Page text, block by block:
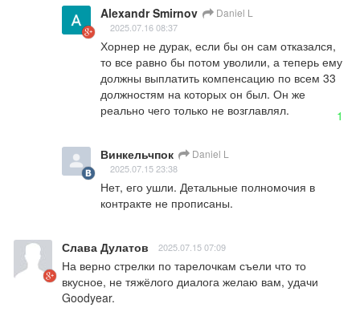
Alexandr Smirnov Daniel L
2025.07.16 08:37
Хорнер не дурак, если бы он сам отказался,
то все равно бы потом уволили, а теперь ему
должны выплатить компенсацию по всем 33
должностям на которых он был. Он же
реально чего только не возглавлял.
1
Винкельчпок Daniel L
2025.07.15 23:38
Нет, его ушли. Детальные полномочия в
контракте не прописаны.
Слава Дулатов 2025.07.15 07:09
На верно стрелки по тарелочкам съели что то
вкусное, не тяжёлого диалога желаю вам, удачи
Goodyear.